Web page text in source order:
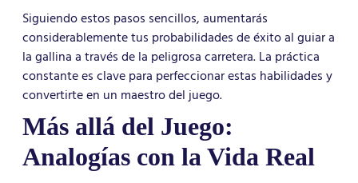
Siguiendo estos pasos sencillos, aumentarás
considerablemente tus probabilidades de éxito al guiar a
la gallina a través de la peligrosa carretera. La práctica
constante es clave para perfeccionar estas habilidades y
convertirte en un maestro del juego.
Más allá del Juego:
Analogías con la Vida Real